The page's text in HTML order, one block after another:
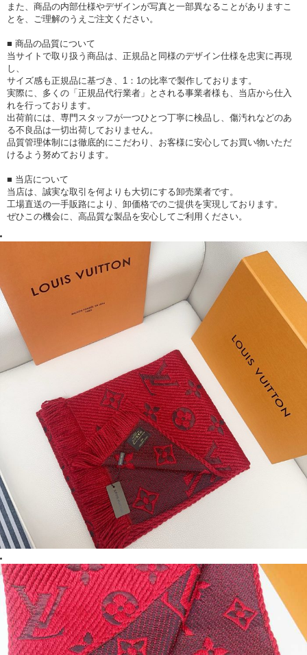
また、商品の内部仕様やデザインが写真と一部異なることがありますこ
とを、ご理解のうえご注文ください。
■ 商品の品質について
当サイトで取り扱う商品は、正規品と同様のデザイン仕様を忠実に再現
し、
サイズ感も正規品に基づき、1：1の比率で製作しております。
実際に、多くの「正規品代行業者」とされる事業者様も、当店から仕入
れを行っております。
出荷前には、専門スタッフが一つひとつ丁寧に検品し、傷汚れなどのあ
る不良品は一切出荷しておりません。
品質管理体制には徹底的にこだわり、お客様に安心してお買い物いただ
けるよう努めております。
■ 当店について
当店は、誠実な取引を何よりも大切にする卸売業者です。
工場直送の一手販路により、卸価格でのご提供を実現しております。
ぜひこの機会に、高品質な製品を安心してご利用ください。